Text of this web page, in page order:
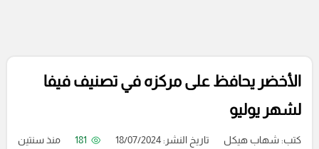
الأخضر يحافظ على مركزه في تصنيف فيفا
لشهر يوليو
كتب:شهاب هيكل تاريخ النشر: 18/07/2024 181 منذ سنتين